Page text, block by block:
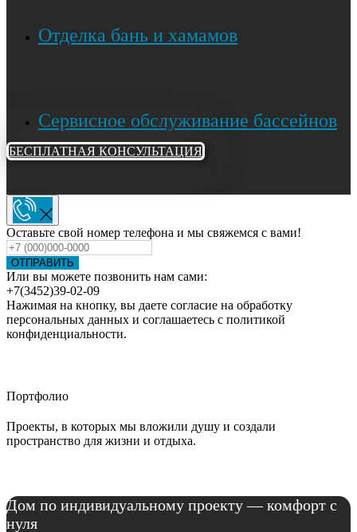
Отделка бань и хамамов
Сервисное обслуживание бассейнов
БЕСПЛАТНАЯ КОНСУЛЬТАЦИЯ
Оставьте свой номер телефона и мы свяжемся с вами!
ОТПРАВИТЬ
Или вы можете позвонить нам сами:
+7(3452)39-02-09
Нажимая на кнопку, вы даете согласие на обработку
персональных данных и соглашаетесь c политикой
конфиденциальности.
Портфолио
Проекты, в которых мы вложили душу и создали
пространство для жизни и отдыха.
Дом по индивидуальному проекту — комфорт с
нуля